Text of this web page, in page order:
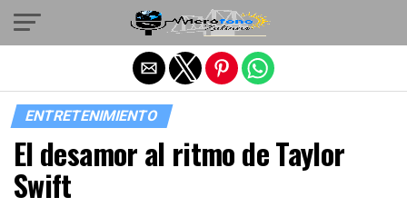
ENTRETENIMIENTO
El desamor al ritmo de Taylor
Swift
Salir de la versión móvil